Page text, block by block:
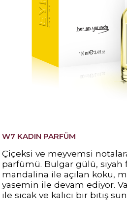
W7 KADIN PARFÜM
Çiçeksi ve meyvemsi
parfümü. Bulgar gülü, siyah
mandalina ile açılan koku,
yasemin ile devam ediyor.
ile sıcak ve kalıcı bir bitiş